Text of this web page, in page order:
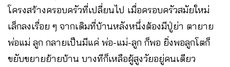
โครงสร้างครอบครัวที่เปลี่ยนไป เมื่อครอบครัวสมัยใหม่
เล็กลงเรื่อย ๆ จากเดิมที่บ้านหลังหนึ่งต้องมีปู่ย่า ตายาย
พ่อแม่ ลูก กลายเป็นมีแค่ พ่อ-แม่-ลูก ก็พอ ยิ่งพอลูกโตก็
ขยับขยายย้ายบ้าน บางทีก็เหลือผู้สูงวัยอยู่คนเดียว